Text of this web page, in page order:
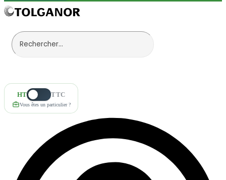
HT TTC
Vous êtes un particulier ?